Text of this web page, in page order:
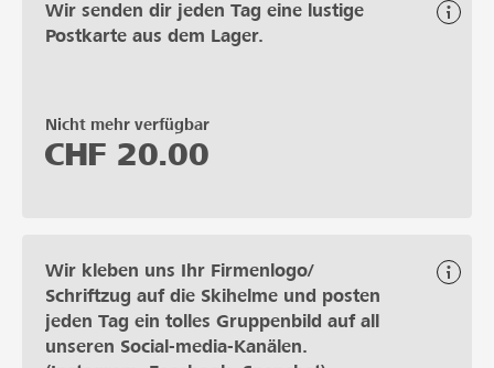
Wir senden dir jeden Tag eine lustige
Postkarte aus dem Lager.
Nicht mehr verfügbar
CHF 20.00
Wir kleben uns Ihr Firmenlogo/
Schriftzug auf die Skihelme und posten
jeden Tag ein tolles Gruppenbild auf all
unseren Social-media-Kanälen.